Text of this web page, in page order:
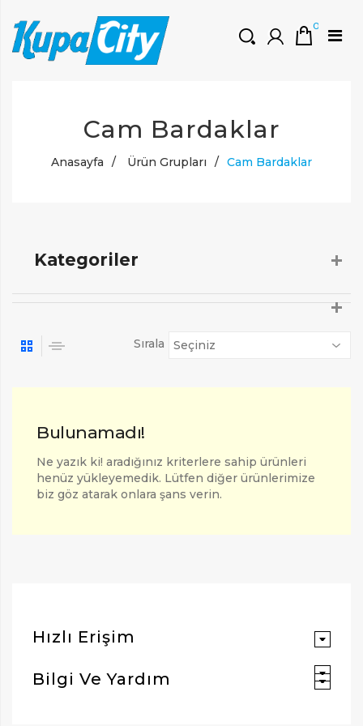
Müşteri Girişi
0
0 ₺
Cam Bardaklar
Anasayfa / Ürün Grupları / Cam Bardaklar
Kategoriler
Sırala
Bulunamadı!
Ne yazık ki! aradığınız kriterlere sahip ürünleri
henüz yükleyemedik. Lütfen diğer ürünlerimize
biz göz atarak onlara şans verin.
Hızlı Erişim
Bilgi Ve Yardım